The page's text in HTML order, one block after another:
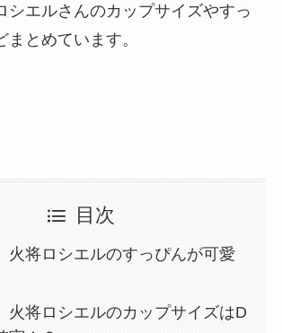
シエルさんのカップサイズやすっ
とめています。
目次
火将ロシエルのすっぴんが可愛
火将ロシエルのカップサイズはD